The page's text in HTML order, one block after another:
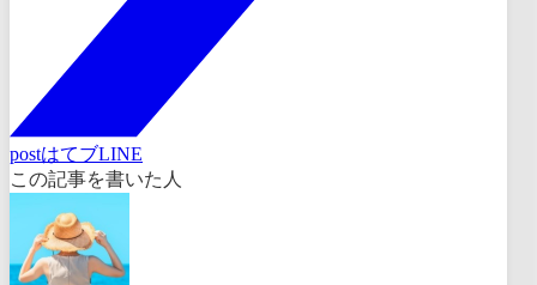
postはてブLINE
この記事を書いた人